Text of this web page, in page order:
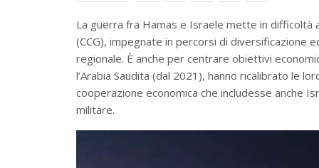
La guerra fra Hamas e Israele mette in difficoltà
(CCG), impegnate in percorsi di diversificazione
regionale. È anche per centrare obiettivi
l’Arabia Saudita (dal 2021), hanno ricalibrato le
cooperazione economica che includesse anche
militare.